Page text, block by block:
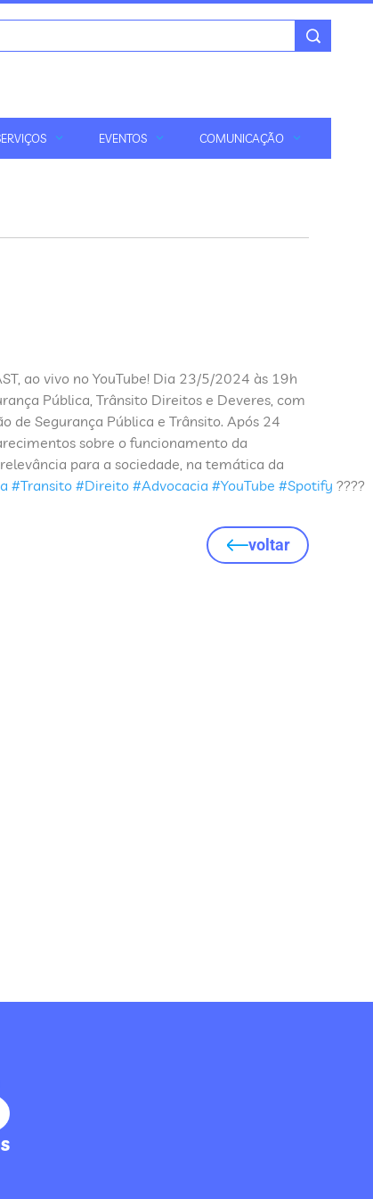
EVENTOS COMUNICAÇÃO
ao vivo no YouTube! Dia 23/5/2024 às 19h
Pública, Trânsito Direitos e Deveres, com
de Segurança Pública e Trânsito. Após 24
sobre o funcionamento da
para a sociedade, na temática da
#Transito #Direito #Advocacia #YouTube #Spotify ????
voltar